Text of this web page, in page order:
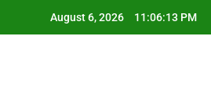
August 6, 2026 11:06:15 PM